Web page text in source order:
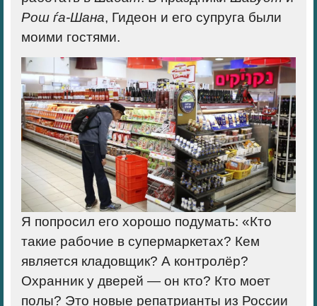
Рош ѓа-Шана, Гидеон и его супруга были
моими гостями.
Я попросил его хорошо подумать: «Кто
такие рабочие в супермаркетах? Кем
является кладовщик? А контролёр?
Охранник у дверей — он кто? Кто моет
полы? Это новые репатрианты из России